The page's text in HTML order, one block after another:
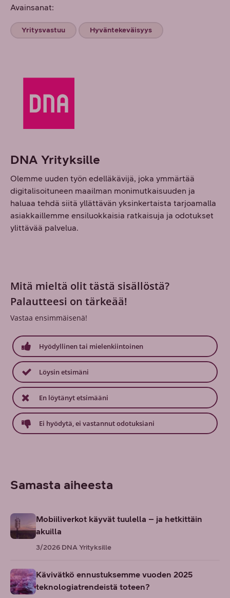
Avainsanat:
Yritysvastuu Hyväntekeväisyys
DNA Yrityksille
Olemme uuden työn edelläkävijä, joka ymmärtää
digitalisoituneen maailman monimutkaisuuden ja
haluaa tehdä siitä yllättävän yksinkertaista tarjoamalla
asiakkaillemme ensiluokkaisia ratkaisuja ja odotukset
ylittävää palvelua.
Mitä mieltä olit tästä sisällöstä?
Palautteesi on tärkeää!
Vastaa ensimmäisenä!
Hyödyllinen tai mielenkiintoinen
Löysin etsimäni
En löytänyt etsimääni
Ei hyödytä, ei vastannut odotuksiani
Samasta aiheesta
Mobiiliverkot käyvät tuulella – ja hetkittäin
akuilla
3/2026 DNA Yrityksille
Kävivätkö ennustuksemme vuoden 2025
teknologiatrendeistä toteen?